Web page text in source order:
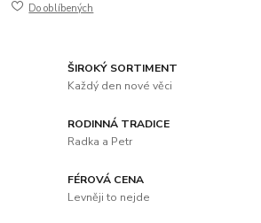
Do oblíbených
ŠIROKÝ SORTIMENT
Každý den nové věci
RODINNÁ TRADICE
Radka a Petr
FÉROVÁ CENA
Levněji to nejde